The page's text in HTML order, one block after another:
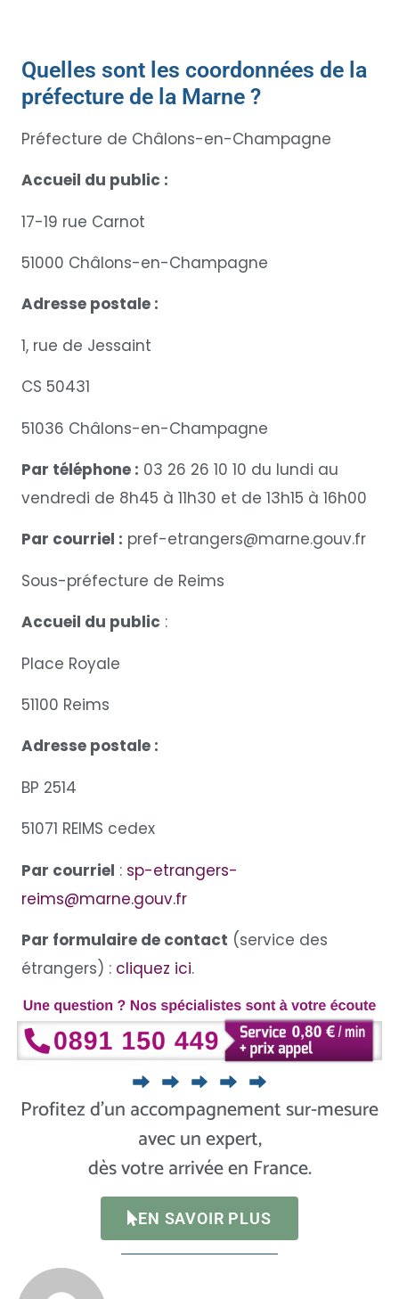
Quelles sont les coordonnées de la
préfecture de la Marne ?
Préfecture de Châlons-en-Champagne
Accueil du public :
17-19 rue Carnot
51000 Châlons-en-Champagne
Adresse postale :
1, rue de Jessaint
CS 50431
51036 Châlons-en-Champagne
Par téléphone : 03 26 26 10 10 du lundi au
vendredi de 8h45 à 11h30 et de 13h15 à 16h00
Par courriel : pref-etrangers@marne.gouv.fr
Sous-préfecture de Reims
Accueil du public :
Place Royale
51100 Reims
Adresse postale :
BP 2514
51071 REIMS cedex
Par courriel : sp-etrangers-
reims@marne.gouv.fr
Par formulaire de contact (service des
étrangers) : cliquez ici.
Profitez d’un accompagnement sur-mesure
avec un expert,
dès votre arrivée en France.
EN SAVOIR PLUS